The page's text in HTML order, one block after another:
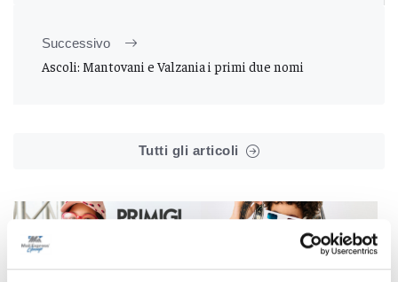
Successivo
Ascoli: Mantovani e Valzania i primi due nomi
Tutti gli articoli